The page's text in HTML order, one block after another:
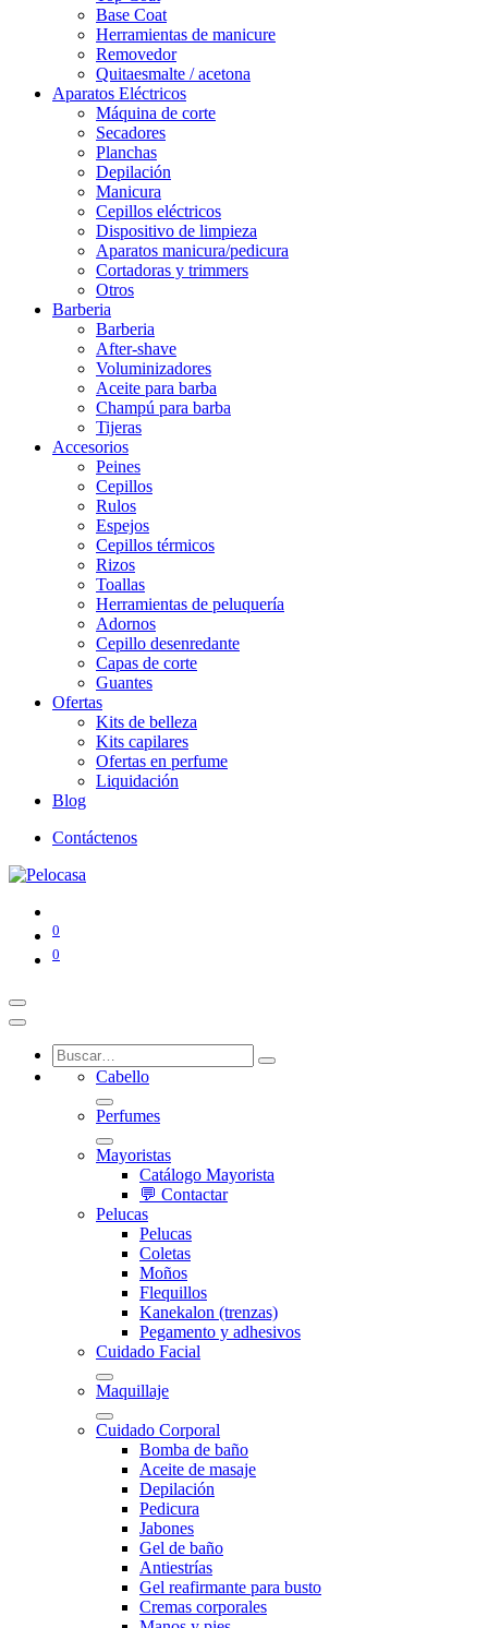
Base Coat
Herramientas de manicure
Removedor
Quitaesmalte / acetona
Aparatos Eléctricos
Máquina de corte
Secadores
Planchas
Depilación
Manicura
Cepillos eléctricos
Dispositivo de limpieza
Aparatos manicura/pedicura
Cortadoras y trimmers
Otros
Barberia
Barberia
After-shave
Voluminizadores
Aceite para barba
Champú para barba
Tijeras
Accesorios
Peines
Cepillos
Rulos
Espejos
Cepillos térmicos
Rizos
Toallas
Herramientas de peluquería
Adornos
Cepillo desenredante
Capas de corte
Guantes
Ofertas
Kits de belleza
Kits capilares
Ofertas en perfume
Liquidación
Blog
Contáctenos
0
0
Cabello
Perfumes
Mayoristas
Catálogo Mayorista
💬 Contactar
Pelucas
Pelucas
Coletas
Moños
Flequillos
Kanekalon (trenzas)
Pegamento y adhesivos
Cuidado Facial
Maquillaje
Cuidado Corporal
Bomba de baño
Aceite de masaje
Depilación
Pedicura
Jabones
Gel de baño
Antiestrías
Gel reafirmante para busto
Cremas corporales